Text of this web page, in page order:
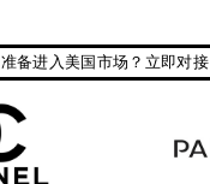
准备进入美国市场？立即对接